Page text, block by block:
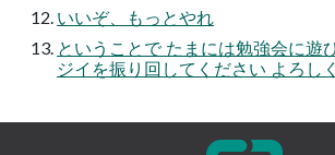
いいぞ、もっとやれ
ということで たまには勉強会に遊
ジイを振り回してください よろし